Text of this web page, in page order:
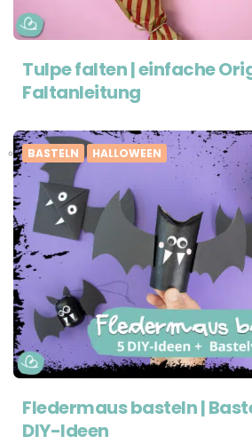
Tulpe falten | einfache
Faltanleitung
BASTELN HALLOWEEN
Fledermaus basteln |
DIY-Ideen